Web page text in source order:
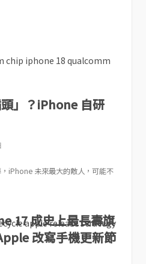
」？iPhone 自研
iPhone 未來最大的敵人，可能不
17 成史上最長壽旗
改寫手機更新節